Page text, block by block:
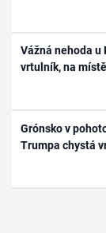
Vážná nehoda u
vrtulník, na
Grónsko v
Trumpa chystá